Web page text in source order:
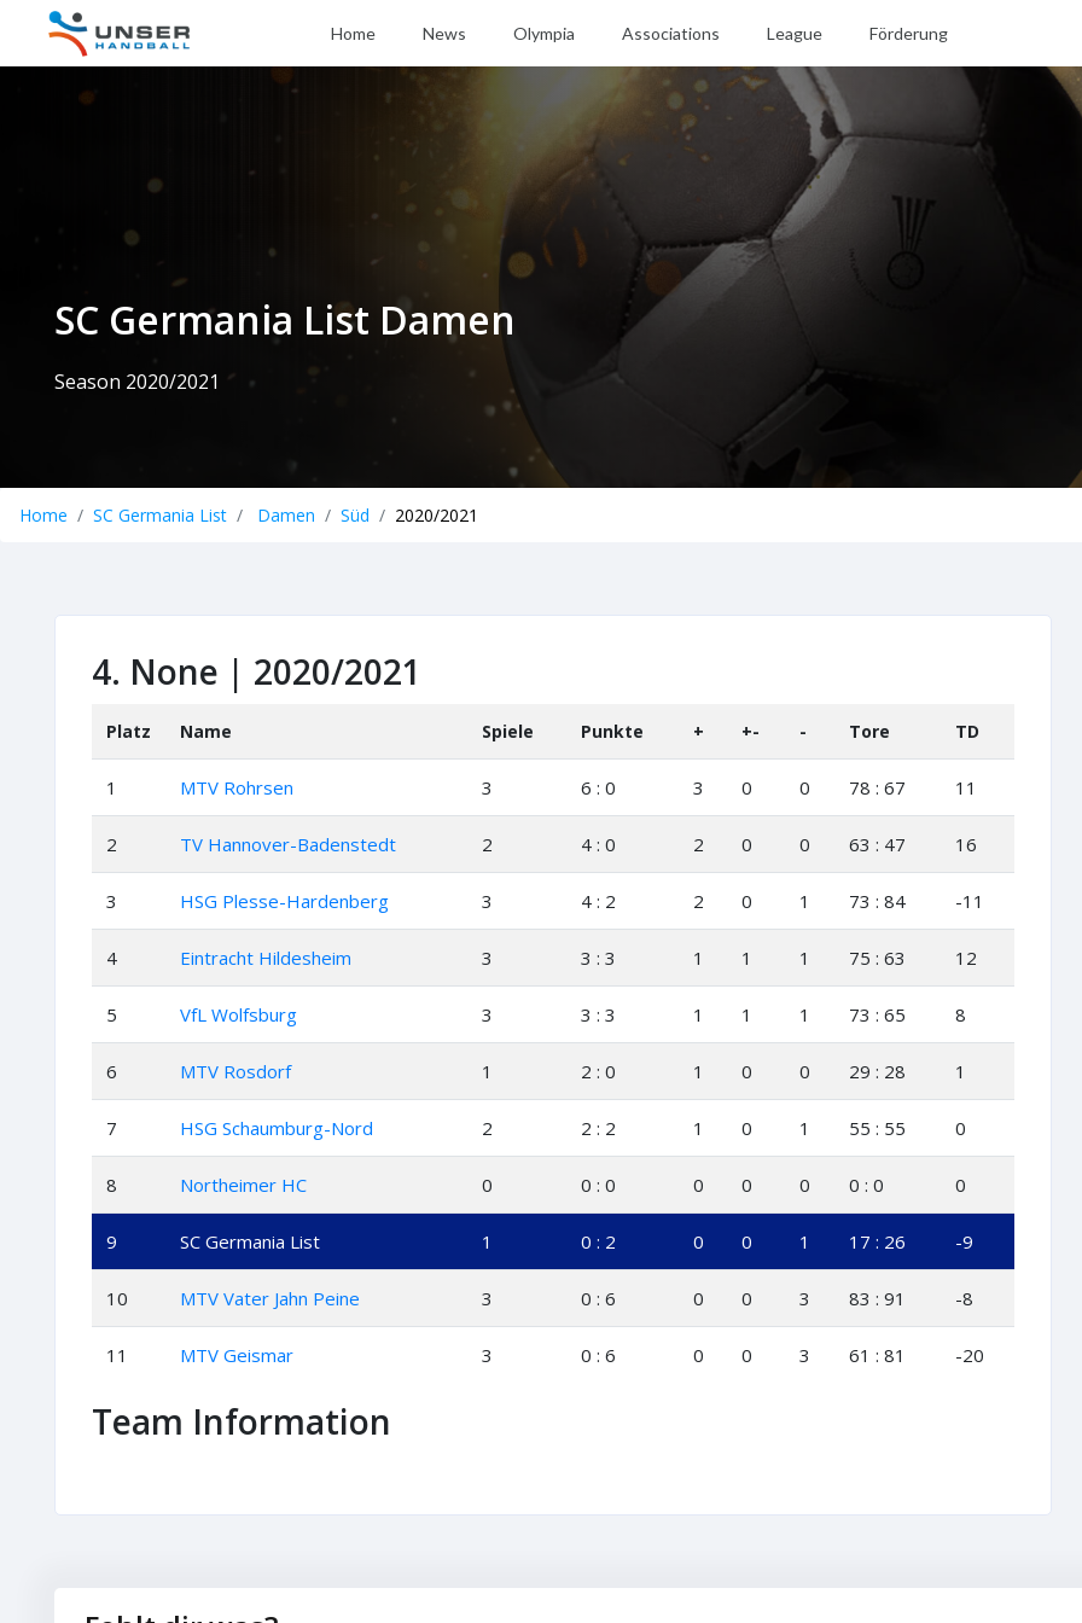
Home News Olympia Associations League Förderung
SC Germania List Damen
Season 2020/2021
Home SC Germania List Damen Süd 2020/2021
4. None | 2020/2021
Platz Name Spiele Punkte + +- - Tore TD
1 MTV Rohrsen 3 6 : 0 3 0 0 78 : 67 11
2 TV Hannover-Badenstedt 2 4 : 0 2 0 0 63 : 47 16
3 HSG Plesse-Hardenberg 3 4 : 2 2 0 1 73 : 84 -11
4 Eintracht Hildesheim 3 3 : 3 1 1 1 75 : 63 12
5 VfL Wolfsburg 3 3 : 3 1 1 1 73 : 65 8
6 MTV Rosdorf 1 2 : 0 1 0 0 29 : 28 1
7 HSG Schaumburg-Nord 2 2 : 2 1 0 1 55 : 55 0
8 Northeimer HC 0 0 : 0 0 0 0 0 : 0 0
9 SC Germania List 1 0 : 2 0 0 1 17 : 26 -9
10 MTV Vater Jahn Peine 3 0 : 6 0 0 3 83 : 91 -8
11 MTV Geismar 3 0 : 6 0 0 3 61 : 81 -20
Team Information